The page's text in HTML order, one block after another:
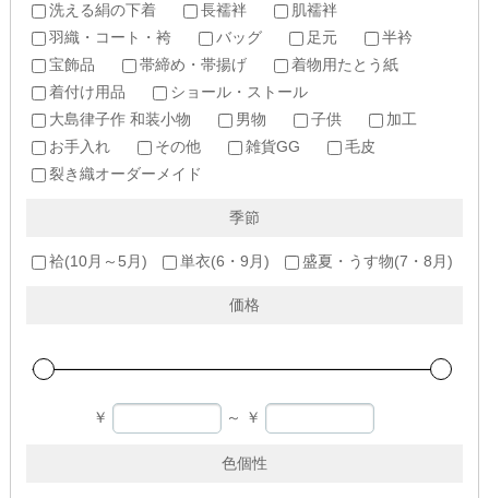
洗える絹の下着
長襦袢
肌襦袢
羽織・コート・袴
バッグ 足元
半衿
宝飾品
帯締め・帯揚げ
着物用たとう紙
着付け用品
ショール・ストール
大島律子作 和装小物
男物 子供
加工
お手入れ
その他 雑貨GG
毛皮
裂き織オーダーメイド
季節
袷(10月～5月) 単衣(6・9月) 盛夏・うす物(7・8月)
価格
￥ ～ ￥
色個性